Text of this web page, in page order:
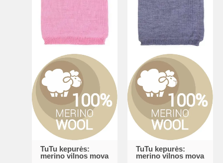
TuTu kepurės:
merino vilnos mova
TuTu kepurės:
merino vilnos mova